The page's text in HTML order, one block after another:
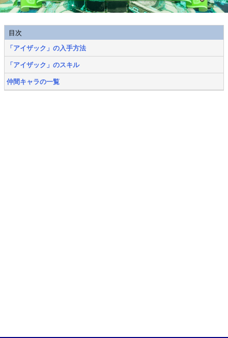
目次
「アイザック」の入手方法
「アイザック」のスキル
仲間キャラの一覧